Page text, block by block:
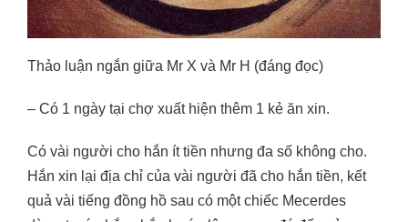
Thảo luận ngắn giữa Mr X và Mr H (đáng đọc)
– Có 1 ngày tại chợ xuất hiện thêm 1 kẻ ăn xin.
Có vài người cho hắn ít tiền nhưng đa số không cho.
Hắn xin lại địa chỉ của vài người đã cho hắn tiền, kết
quả vài tiếng đồng hồ sau có một chiếc Mecerdes